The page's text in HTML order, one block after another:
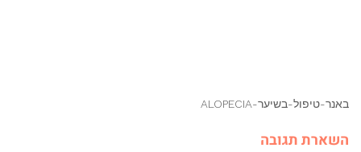
באנר-טיפול-בשיער-ALOPECIA
השארת תגובה